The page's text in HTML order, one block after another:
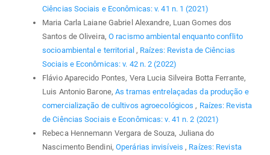
Ciências Sociais e Econômicas: v. 41 n. 1 (2021)
Maria Carla Laiane Gabriel Alexandre, Luan Gomes dos
Santos de Oliveira, O racismo ambiental enquanto conflito
socioambiental e territorial , Raízes: Revista de Ciências
Sociais e Econômicas: v. 42 n. 2 (2022)
Flávio Aparecido Pontes, Vera Lucia Silveira Botta Ferrante,
Luis Antonio Barone,As tramas entrelaçadas da produção e
comercialização de cultivos agroecológicos , Raízes: Revista
de Ciências Sociais e Econômicas: v. 41 n. 2 (2021)
Rebeca Hennemann Vergara de Souza, Juliana do
Nascimento Bendini, Operárias invisíveis , Raízes: Revista